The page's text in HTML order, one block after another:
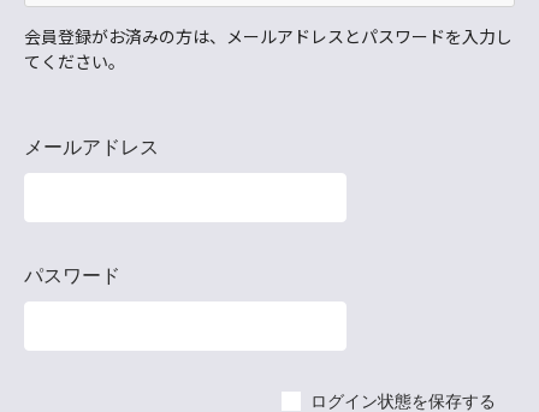
会員登録がお済みの方は、メールアドレスとパスワードを入力し
てください。
メールアドレス
パスワード
ログイン状態を保存する